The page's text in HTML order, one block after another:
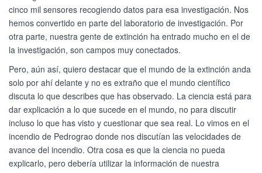
cinco mil sensores recogiendo datos para esa investigación. Nos
hemos convertido en parte del laboratorio de investigación. Por
otra parte, nuestra gente de extinción ha entrado mucho en el de
la investigación, son campos muy conectados.
Pero, aún así, quiero destacar que el mundo de la extinción anda
solo por ahí delante y no es extraño que el mundo científico
discuta lo que describes que has observado. La ciencia está para
dar explicación a lo que sucede en el mundo, no para discutir
incluso lo que has visto y cuestionar que sea real. Lo vimos en el
incendio de Pedrograo donde nos discutían las velocidades de
avance del incendio. Otra cosa es que la ciencia no pueda
explicarlo, pero debería utilizar la información de nuestra